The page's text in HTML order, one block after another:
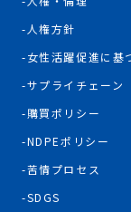
人権方針
女性活躍促進に基
サプライチェーン
購買ポリシー
NDPEポリシー
苦情プロセス
SDGS